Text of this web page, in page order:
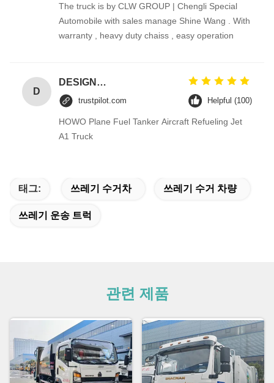
The truck is by CLW GROUP | Chengli Special
Automobile with sales manage Shine Wang . With
warranty , heavy duty chaiss , easy operation
D
DESIGNER CODE
trustpilot.com Helpful (100)
HOWO Plane Fuel Tanker Aircraft Refueling Jet
A1 Truck
태그: 쓰레기 수거차 쓰레기 수거 차량
쓰레기 운송 트럭
관련 제품